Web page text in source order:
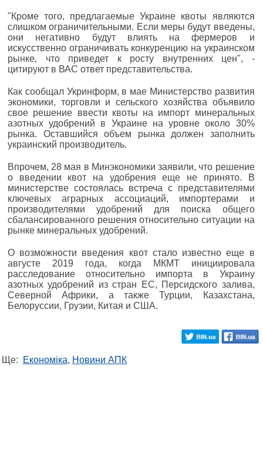
"Кроме того, предлагаемые Украине квоты являются
слишком ограничительными. Если меры будут введены,
они негативно будут влиять на фермеров и
искусственно ограничивать конкуренцию на украинском
рынке, что приведет к росту внутренних цен", -
цитируют в ВАС ответ представительства.
Как сообщал Укринформ, в мае Министерство развития
экономики, торговли и сельского хозяйства объявило
свое решение ввести квоты на импорт минеральных
азотных удобрений в Украине на уровне около 30%
рынка. Оставшийся объем рынка должен заполнить
украинский производитель.
Впрочем, 28 мая в Минэкономики заявили, что решение
о введении квот на удобрения еще не принято. В
министерстве состоялась встреча с представителями
ключевых аграрных ассоциаций, импортерами и
производителями удобрений для поиска общего
сбалансированного решения относительно ситуации на
рынке минеральных удобрений.
О возможности введения квот стало известно еще в
августе 2019 года, когда МКМТ инициировала
расследование относительно импорта в Украину
азотных удобрений из стран ЕС, Персидского залива,
Северной Африки, а также Турции, Казахстана,
Белоруссии, Грузии, Китая и США.
Ще: Економіка, Новини АПК